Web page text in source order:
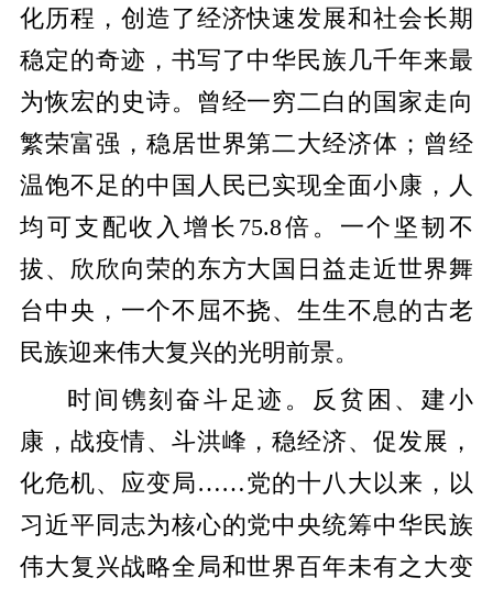
化历程，创造了经济快速发展和社会长期
稳定的奇迹，书写了中华民族几千年来最
为恢宏的史诗。曾经一穷二白的国家走向
繁荣富强，稳居世界第二大经济体；曾经
温饱不足的中国人民已实现全面小康，人
均可支配收入增长75.8倍。一个坚韧不
拔、欣欣向荣的东方大国日益走近世界舞
台中央，一个不屈不挠、生生不息的古老
民族迎来伟大复兴的光明前景。
时间镌刻奋斗足迹。反贫困、建小
康，战疫情、斗洪峰，稳经济、促发展，
化危机、应变局……党的十八大以来，以
习近平同志为核心的党中央统筹中华民族
伟大复兴战略全局和世界百年未有之大变